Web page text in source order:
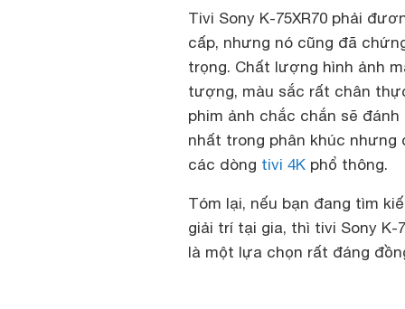
Tivi Sony K-75XR70 phải
cấp, nhưng nó cũng đã
trọng. Chất lượng hình ảnh
tượng, màu sắc rất chân
phim ảnh chắc chắn sẽ
nhất trong phân khúc
các dòng tivi 4K phổ thông.
Tóm lại, nếu bạn đang tìm
giải trí tại gia, thì tivi Sony K-
là một lựa chọn rất đáng